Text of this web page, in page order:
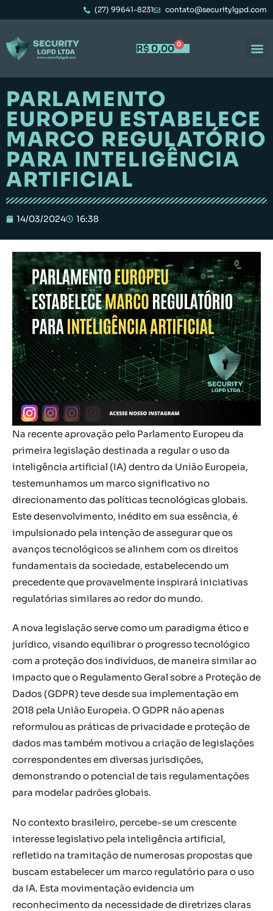
(27) 99641-8231 contato@securitylgpd.com
R$ 0,00 0
PARLAMENTO
EUROPEU ESTABELECE
MARCO REGULATÓRIO
PARA INTELIGÊNCIA
ARTIFICIAL
14/03/2024 16:38
Na recente aprovação pelo Parlamento Europeu da
primeira legislação destinada a regular o uso da
inteligência artificial (IA) dentro da União Europeia,
testemunhamos um marco significativo no
direcionamento das políticas tecnológicas globais.
Este desenvolvimento, inédito em sua essência, é
impulsionado pela intenção de assegurar que os
avanços tecnológicos se alinhem com os direitos
fundamentais da sociedade, estabelecendo um
precedente que provavelmente inspirará iniciativas
regulatórias similares ao redor do mundo.
A nova legislação serve como um paradigma ético e
jurídico, visando equilibrar o progresso tecnológico
com a proteção dos indivíduos, de maneira similar ao
impacto que o Regulamento Geral sobre a Proteção de
Dados (GDPR) teve desde sua implementação em
2018 pela União Europeia. O GDPR não apenas
reformulou as práticas de privacidade e proteção de
dados mas também motivou a criação de legislações
correspondentes em diversas jurisdições,
demonstrando o potencial de tais regulamentações
para modelar padrões globais.
No contexto brasileiro, percebe-se um crescente
interesse legislativo pela inteligência artificial,
refletido na tramitação de numerosas propostas que
buscam estabelecer um marco regulatório para o uso
da IA. Esta movimentação evidencia um
reconhecimento da necessidade de diretrizes claras